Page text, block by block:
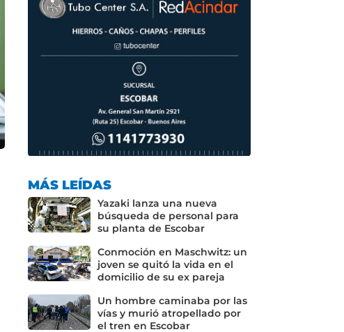
MÁS LEÍDAS
Yazaki lanza una nueva
búsqueda de personal para
su planta de Escobar
Conmoción en Maschwitz: un
joven se quitó la vida en el
domicilio de su ex pareja
Un hombre caminaba por las
vías y murió atropellado por
el tren en Escobar